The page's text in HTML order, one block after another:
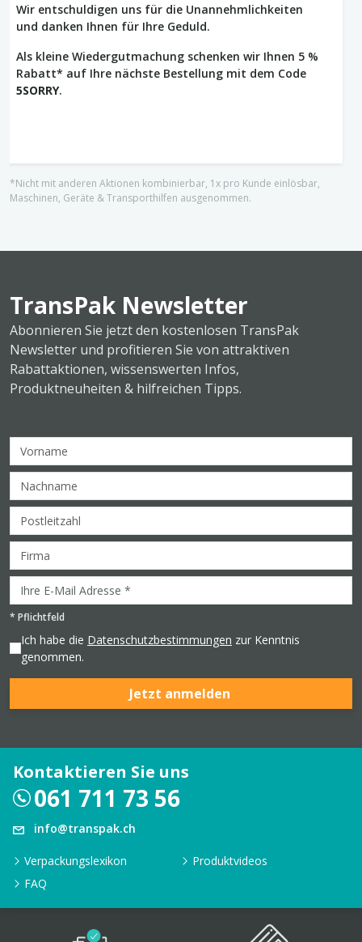
Wir entschuldigen uns für die Unannehmlichkeiten
und danken Ihnen für Ihre Geduld.
Als kleine Wiedergutmachung schenken wir Ihnen 5 %
Rabatt* auf Ihre nächste Bestellung mit dem Code
5SORRY.
*Nicht mit anderen Aktionen kombinierbar, 1x pro Kunde einlösbar,
Maschinen, Geräte & Transporthilfen ausgenommen.
TransPak Newsletter
Abonnieren Sie jetzt den kostenlosen TransPak
Newsletter und profitieren Sie von attraktiven
Rabattaktionen, wissenswerten Infos,
Produktneuheiten & hilfreichen Tipps.
* Pflichtfeld
Ich habe die Datenschutzbestimmungen zur Kenntnis
genommen.
Jetzt anmelden
Kontaktieren Sie uns
061 711 73 56
info@transpak.ch
Verpackungslexikon
Produktvideos
FAQ